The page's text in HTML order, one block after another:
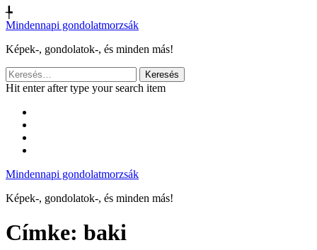
╄
Mindennapi gondolatmorzsák
Képek-, gondolatok-, és minden más!
Keresés:
Hit enter after type your search item
Mindennapi gondolatmorzsák
Képek-, gondolatok-, és minden más!
Címke: baki